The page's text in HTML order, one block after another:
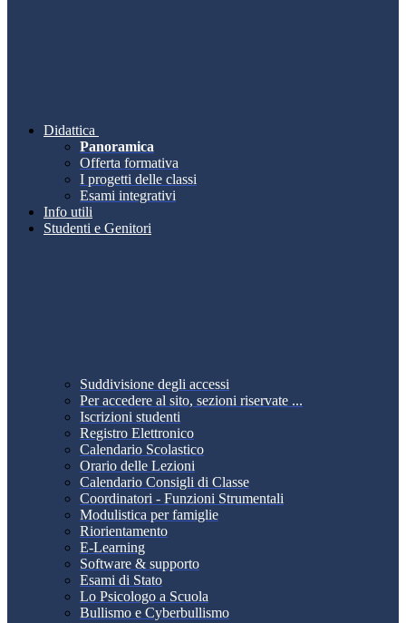
Didattica
Panoramica
Offerta formativa
I progetti delle classi
Esami integrativi
Info utili
Studenti e Genitori
Suddivisione degli accessi
Per accedere al sito, sezioni riservate ...
Iscrizioni studenti
Registro Elettronico
Calendario Scolastico
Orario delle Lezioni
Calendario Consigli di Classe
Coordinatori - Funzioni Strumentali
Modulistica per famiglie
Riorientamento
E-Learning
Software & supporto
Esami di Stato
Lo Psicologo a Scuola
Bullismo e Cyberbullismo